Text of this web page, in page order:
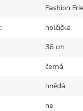
Fashion
holčička
36 cm
černá
hnědá
ne